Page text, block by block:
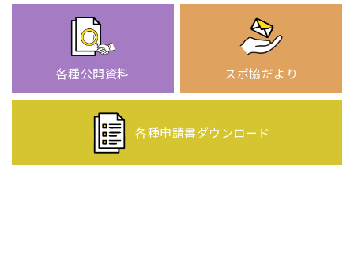
各種公開資料 スポ協だより
各種申請書ダウンロード